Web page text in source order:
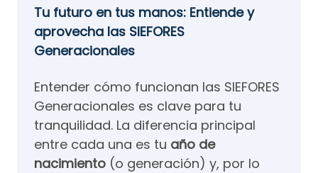
Tu futuro en tus manos: Entiende y
aprovecha las SIEFORES
Generacionales
Entender cómo funcionan las SIEFORES
Generacionales es clave para tu
tranquilidad. La diferencia principal
entre cada una es tu año de
nacimiento (o generación) y, por lo